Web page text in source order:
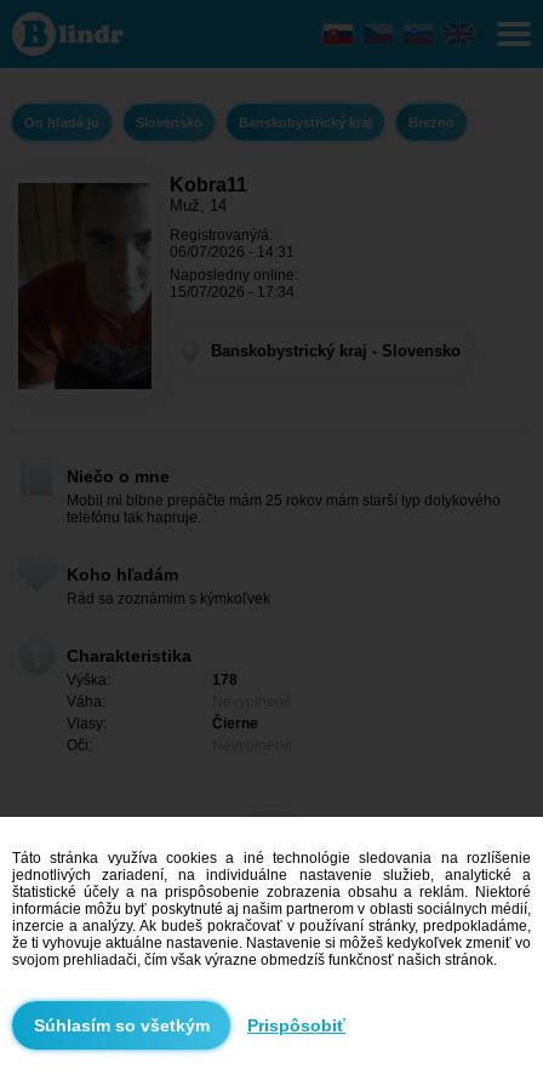
Kobra11 - On
hľadá ju
Banskobystrický
kraj - Brezno
On hľadá ju Slovensko Banskobystrický kraj Brezno
Kobra11
Muž, 14
Registrovaný/á:
06/07/2026 - 14:31
Naposledny online:
15/07/2026 - 17:34
Banskobystrický kraj - Slovensko
Niečo o mne
Mobil mi blbne prepáčte mám 25 rokov mám starší typ dotykového
telefónu tak hapruje.
Koho hľadám
Rád sa zoznámim s kýmkoľvek
Charakteristika
Výška:
178
Váha:
Vlasy:
Čierne
Oči:
Vyhľadávanie
Táto stránka využíva cookies a iné technológie sledovania na rozlíšenie
jednotlivých zariadení, na individuálne nastavenie služieb, analytické a
štatistické účely a na prispôsobenie zobrazenia obsahu a reklám. Niektoré
informácie môžu byť poskytnuté aj našim partnerom v oblasti sociálnych médií,
inzercie a analýzy. Ak budeš pokračovať v používaní stránky, predpokladáme,
že ti vyhovuje aktuálne nastavenie. Nastavenie si môžeš kedykoľvek zmeniť vo
svojom prehliadači, čím však výrazne obmedzíš funkčnosť našich stránok.
Prispôsobiť